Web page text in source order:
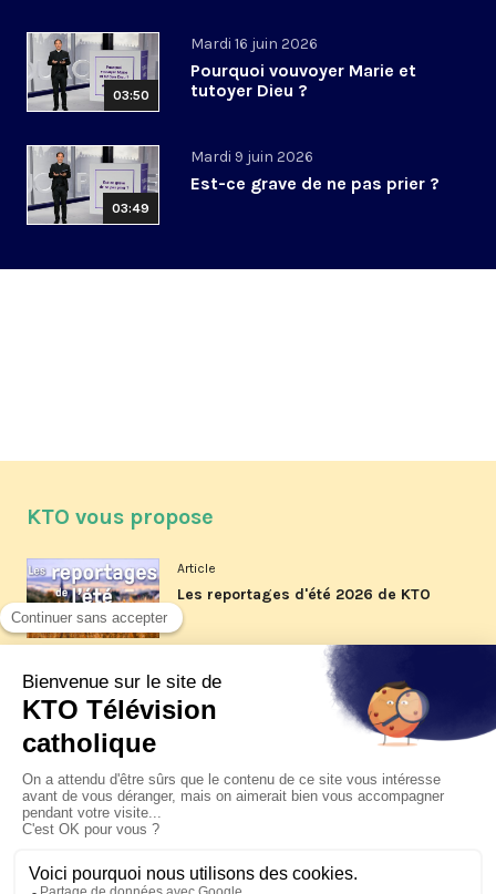
03:50
Mardi 16 juin 2026
Pourquoi vouvoyer Marie et
tutoyer Dieu ?
03:49
Mardi 9 juin 2026
Est-ce grave de ne pas prier ?
KTO vous propose
Article
Les reportages d'été 2026 de KTO
La visite pastorale du pape Léon
XIV à Assise à suivre sur KTO le
Article
Le pape en Uruguay, Argentine et